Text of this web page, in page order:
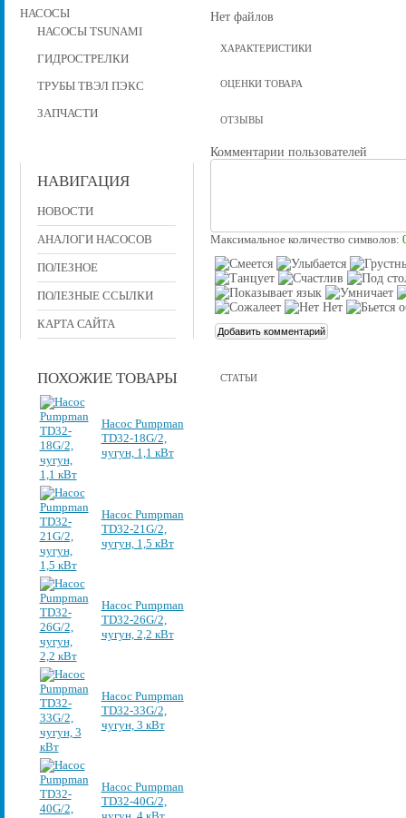
НАСОСЫ
НАСОСЫ TSUNAMI
ГИДРОСТРЕЛКИ
ТРУБЫ ТВЭЛ ПЭКС
ЗАПЧАСТИ
НАВИГАЦИЯ
НОВОСТИ
АНАЛОГИ НАСОСОВ
ПОЛЕЗНОЕ
ПОЛЕЗНЫЕ ССЫЛКИ
КАРТА САЙТА
ПОХОЖИЕ ТОВАРЫ
Насос Pumpman
TD32-18G/2,
чугун, 1,1 кВт
Насос Pumpman
TD32-21G/2,
чугун, 1,5 кВт
Насос Pumpman
TD32-26G/2,
чугун, 2,2 кВт
Насос Pumpman
TD32-33G/2,
чугун, 3 кВт
Насос Pumpman
TD32-40G/2,
Нет файлов
ХАРАКТЕРИСТИКИ
ОЦЕНКИ ТОВАРА
ОТЗЫВЫ
Комментарии пользователей
Максимальное количество символов:
СТАТЬИ